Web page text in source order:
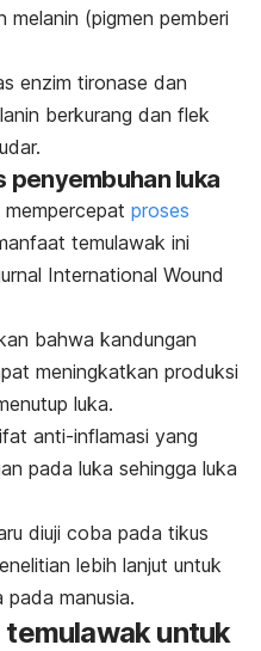
melanin (pigmen pemberi
enzim tironase dan
berkurang dan flek
penyembuhan luka
proses
temulawak ini
International Wound
bahwa kandungan
meningkatkan produksi
luka.
anti-inflamasi yang
pada luka sehingga luka
diuji coba pada tikus
lebih lanjut untuk
manusia.
temulawak untuk